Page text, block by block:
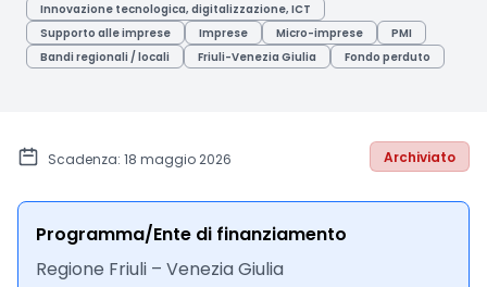
Innovazione tecnologica, digitalizzazione, ICT
Supporto alle imprese
Imprese Micro-imprese
PMI
Bandi regionali / locali
Friuli-Venezia Giulia Fondo perduto
Scadenza: 18 maggio 2026 Archiviato
Programma/Ente di finanziamento
Regione Friuli – Venezia Giulia